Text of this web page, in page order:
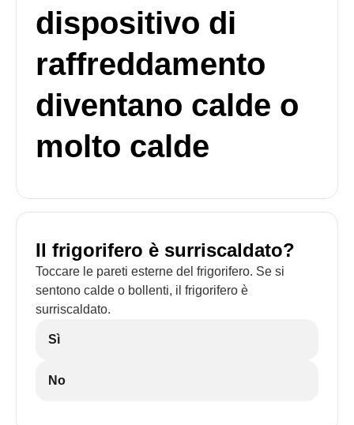
dispositivo di
raffreddamento
diventano calde o
molto calde
Il frigorifero è surriscaldato?
Toccare le pareti esterne del frigorifero. Se si
sentono calde o bollenti, il frigorifero è
surriscaldato.
Sì
No